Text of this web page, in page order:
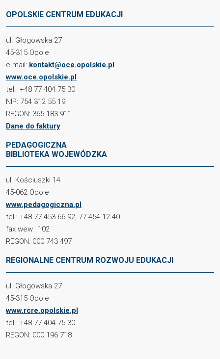
OPOLSKIE CENTRUM EDUKACJI
ul. Głogowska 27
45-315 Opole
e-mail: kontakt@oce.opolskie.pl
www.oce.opolskie.pl
tel.: +48 77 404 75 30
NIP: 754 312 55 19
REGON: 365 183 911
Dane do faktury
PEDAGOGICZNA
BIBLIOTEKA WOJEWÓDZKA
ul. Kościuszki 14
45-062 Opole
www.pedagogiczna.pl
tel.: +48 77 453 66 92, 77 454 12 40
fax wew.: 102
REGON: 000 743 497
REGIONALNE CENTRUM ROZWOJU EDUKACJI
ul. Głogowska 27
45-315 Opole
www.rcre.opolskie.pl
tel.: +48 77 404 75 30
REGON: 000 196 718